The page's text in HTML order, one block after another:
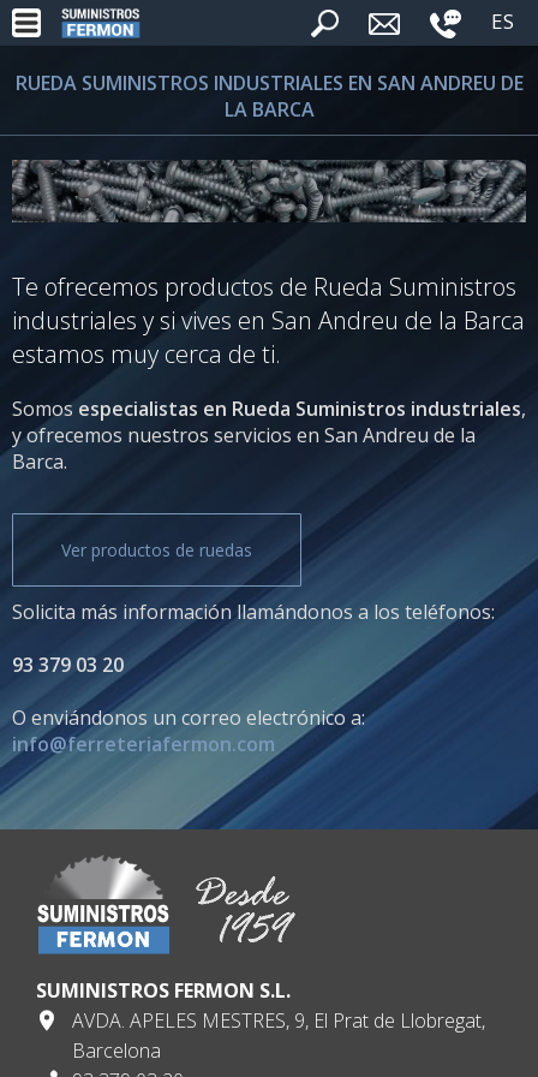
ES
RUEDA SUMINISTROS INDUSTRIALES EN SAN ANDREU DE
LA BARCA
Te ofrecemos productos de Rueda Suministros
industriales y si vives en San Andreu de la Barca
estamos muy cerca de ti.
Somos especialistas en Rueda Suministros industriales,
y ofrecemos nuestros servicios en San Andreu de la
Barca.
Ver productos de ruedas
Solicita más información llamándonos a los teléfonos:
93 379 03 20
O enviándonos un correo electrónico a:
info@ferreteriafermon.com
SUMINISTROS FERMON S.L.
AVDA. APELES MESTRES, 9, El Prat de Llobregat,
Barcelona